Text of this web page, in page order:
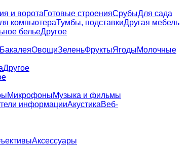
и воротаГотовые строенияСрубыДля сада
компьютераТумбы, подставкиДругая мебель
бельеДругое
БакалеяОвощиЗеленьФруктыЯгодыМолочные
Другое
МикрофоныМузыка и фильмы
информацииАкустикаВеб-
Аксессуары